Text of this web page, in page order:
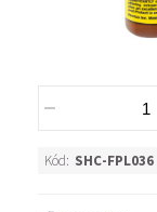
Kód: SHC-FPL036